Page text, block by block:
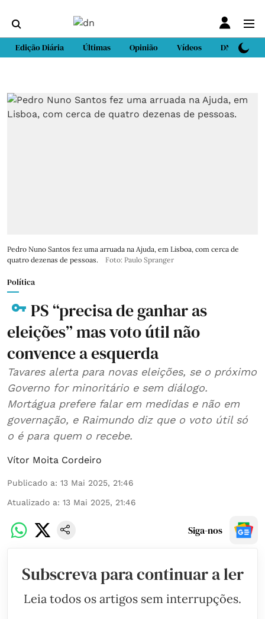
Edição Diária Últimas Opinião Vídeos DN Sport
Pedro Nuno Santos fez uma arruada na Ajuda, em Lisboa, com cerca de
quatro dezenas de pessoas.
Foto: Paulo Spranger
Política
PS “precisa de ganhar as
eleições” mas voto útil não
convence a esquerda
Tavares alerta para novas eleições, se o próximo
Governo for minoritário e sem diálogo.
Mortágua prefere falar em medidas e não em
governação, e Raimundo diz que o voto útil só
o é para quem o recebe.
Vítor Moita Cordeiro
Publicado a: 13 Mai 2025, 21:46
Atualizado a: 13 Mai 2025, 21:46
Siga-nos
Subscreva para continuar a ler
Leia todos os artigos sem interrupções.